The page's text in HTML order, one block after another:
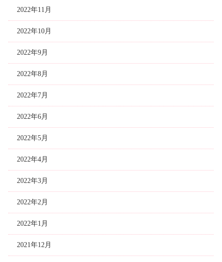
2022年11月
2022年10月
2022年9月
2022年8月
2022年7月
2022年6月
2022年5月
2022年4月
2022年3月
2022年2月
2022年1月
2021年12月